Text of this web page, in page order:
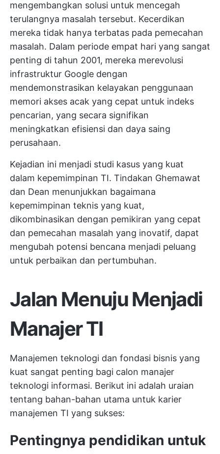
mengembangkan solusi untuk mencegah
terulangnya masalah tersebut. Kecerdikan
mereka tidak hanya terbatas pada pemecahan
masalah. Dalam periode empat hari yang sangat
penting di tahun 2001, mereka merevolusi
infrastruktur Google dengan
mendemonstrasikan kelayakan penggunaan
memori akses acak yang cepat untuk indeks
pencarian, yang secara signifikan
meningkatkan efisiensi dan daya saing
perusahaan.
Kejadian ini menjadi studi kasus yang kuat
dalam kepemimpinan TI. Tindakan Ghemawat
dan Dean menunjukkan bagaimana
kepemimpinan teknis yang kuat,
dikombinasikan dengan pemikiran yang cepat
dan pemecahan masalah yang inovatif, dapat
mengubah potensi bencana menjadi peluang
untuk perbaikan dan pertumbuhan.
Jalan Menuju Menjadi
Manajer TI
Manajemen teknologi dan fondasi bisnis yang
kuat sangat penting bagi calon manajer
teknologi informasi. Berikut ini adalah uraian
tentang bahan-bahan utama untuk karier
manajemen TI yang sukses:
Pentingnya pendidikan untuk